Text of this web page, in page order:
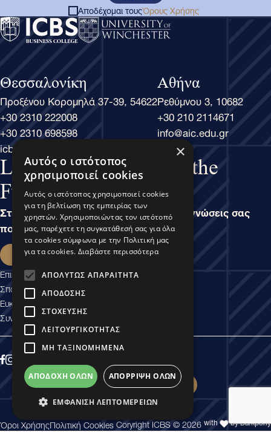
Αποδέχομαι τουςΌρους Χρήσης
Θεσσαλονίκη
Προξένου Κορομηλά 37-39, 54622
+30 2310 222008
+30 2310 698598
icbs@icbs.gr
Αθήνα
Ρεθύμνου 3, 10682
+30 210 2114671
info@aic.edu.gr
Learn Business, Lead the
Future
Στην άσκηση του Μάνατζμεντ, είναι οι γνώσεις σας
που καθορίζουν τις δυνατότητές σας.
Εκδήλωση ενδιαφέροντος
Επικοινωνία
Σπουδαστικές Υπηρεσίες
Ευκαιρίες Καριέρας
Συνεργασίες Εμπιστοσύνης
Coryright ICBS © 2026
Όροι ΧρήσηςΠολιτική Cookies with by Darkpony
Εκδήλωση ενδιαφέροντος
×
Αυτός ο ιστότοπος
χρησιμοποιεί cookies
Αυτός ο ιστότοπος χρησιμοποιεί cookies
για τη βελτίωση της εμπειρίας των
χρηστών. Χρησιμοποιώντας τον ιστότοπό
μας, παρέχετε τη συγκατάθεσή σας για όλα
τα cookies σύμφωνα με την Πολιτική μας
για τα cookies. Διαβάστε περισσότερα
ΑΠΟΛΎΤΩΣ ΑΠΑΡΑΊΤΗΤΑ
ΑΠΌΔΟΣΗΣ
ΣΤΌΧΕΥΣΗΣ
ΛΕΙΤΟΥΡΓΙΚΌΤΗΤΑΣ
ΜΗ ΤΑΞΙΝΟΜΗΜΈΝΑ
ΑΠΟΔΟΧΉ ΌΛΩΝ ΑΠΌΡΡΙΨΗ ΌΛΩΝ
ΕΜΦΆΝΙΣΗ ΛΕΠΤΟΜΕΡΕΙΏΝ